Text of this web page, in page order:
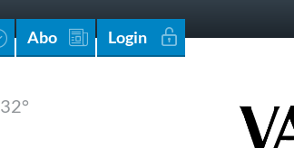
Abo Login
32°